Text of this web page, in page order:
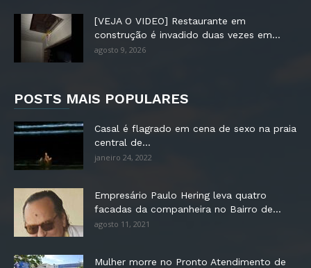
[VEJA O VIDEO] Restaurante em
construção é invadido duas vezes em...
agosto 9, 2026
POSTS MAIS POPULARES
Casal é flagrado em cena de sexo na praia
central de...
janeiro 24, 2022
Empresário Paulo Hering leva quatro
facadas da companheira no Bairro de...
agosto 11, 2021
Mulher morre no Pronto Atendimento de